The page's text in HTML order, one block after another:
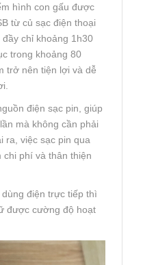
hình con gấu được
từ củ sạc điện thoại
chỉ khoảng 1h30
trong khoảng 80
trở nên tiện lợi và dễ
điện sạc pin, giúp
mà không cần phải
ra, việc sạc pin qua
chi phí và thân thiện
điện trực tiếp thì
được cường độ hoạt